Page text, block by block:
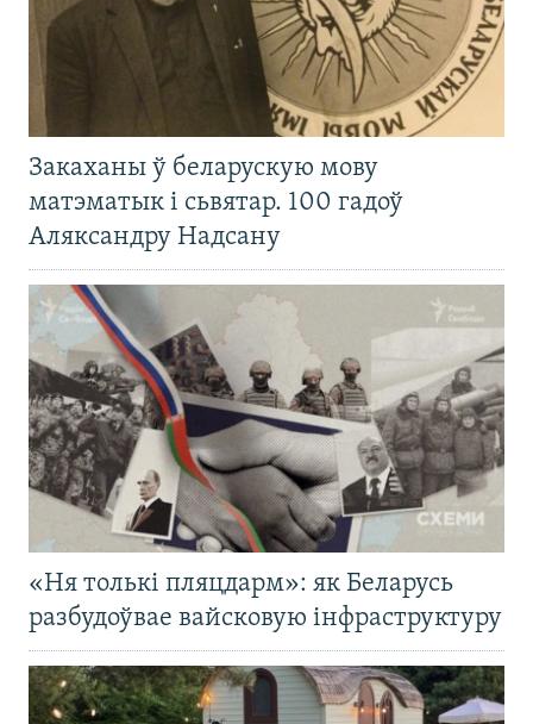
Закаханы ў беларускую мову
матэматык і сьвятар. 100 гадоў
Аляксандру Надсану
«Ня толькі пляцдарм»: як Беларусь
разбудоўвае вайсковую інфраструктуру